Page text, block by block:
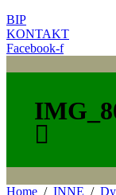
BIP
KONTAKT
Facebook-f
Home INNE